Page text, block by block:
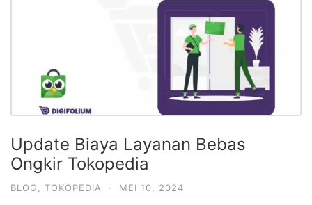
Update Biaya Layanan Bebas
Ongkir Tokopedia
BLOG TOKOPEDIA · MEI 10, 2024